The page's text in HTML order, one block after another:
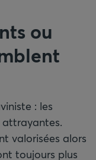
ou
: les
attrayantes.
valorisées alors
toujours plus